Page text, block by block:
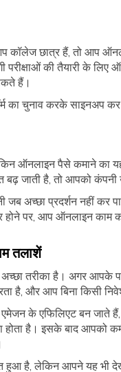
कॉलेज छात्र हैं, तो आप
परीक्षाओं की तैयारी
हैं।
का चुनाव करके साइनअप
ऑनलाइन पैसे कमाने का
जाती है, तो आपको कंपनी
अच्छा प्रदर्शन नहीं कर
पर, आप ऑनलाइन काम
तलाशें
तरीका है। अगर आपके
है, और आप बिना किसी
एमेजन के एफिलिएट बन
है। इसके बाद आपको
हुआ है, लेकिन आपने यह भी